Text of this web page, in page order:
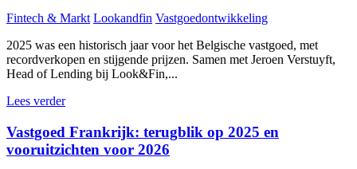
Fintech & Markt Lookandfin Vastgoedontwikkeling
2025 was een historisch jaar voor het Belgische vastgoed, met
recordverkopen en stijgende prijzen. Samen met Jeroen Verstuyft,
Head of Lending bij Look&Fin,...
Lees verder
Vastgoed Frankrijk: terugblik op 2025 en
vooruitzichten voor 2026